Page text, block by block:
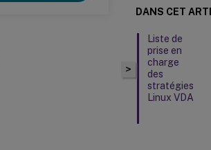
>
DANS CET
Liste de
prise en
charge
des
stratégies
Linux VDA